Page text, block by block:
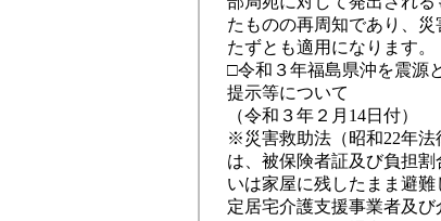
たものの再周知であり、
たずとも適用になります。
□令和３年福島県沖を震源
提示等について
（令和３年２月14日付）
※災害救助法（昭和22年法
は、被保険者証及び負担
いは家屋に残したまま避
定居宅介護支援事業者及